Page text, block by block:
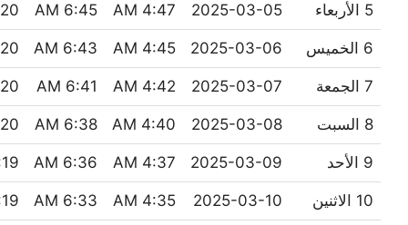
5 الأربعاء 2025-03-05
4:47 AM
6:45 AM
PM
6 الخميس 2025-03-06
4:45 AM
6:43 AM
PM
7 الجمعة 2025-03-07
4:42 AM
6:41 AM
PM
8 السبت 2025-03-08
4:40 AM
6:38 AM
PM
9 الأحد 2025-03-09
4:37 AM
6:36 AM
PM
10 الاثنين 2025-03-10
4:35 AM
6:33 AM
PM